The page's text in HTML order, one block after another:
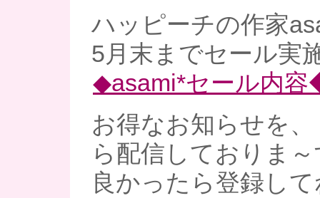
ハッピーチの作家
5月末までセール実
◆asami*セール内
お得なお知らせを
ら配信しておりま～
良かったら登録して